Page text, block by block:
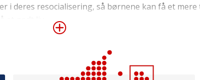
i deres resocialisering, så børnene kan få et
et godt liv.
Følg os